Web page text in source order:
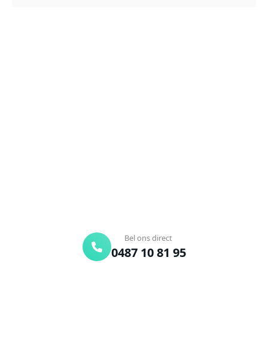
Bel ons direct
0487 10 81 95